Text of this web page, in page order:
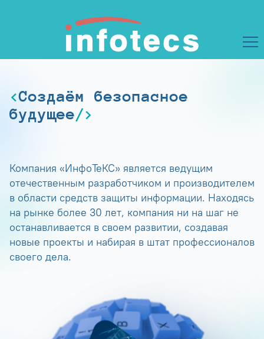
Создаём безопасное
будущее
Компания «ИнфоТеКС» является ведущим
отечественным разработчиком и производителем
в области средств защиты информации. Находясь
на рынке более 30 лет, компания ни на шаг не
останавливается в своем развитии, создавая
новые проекты и набирая в штат профессионалов
своего дела.